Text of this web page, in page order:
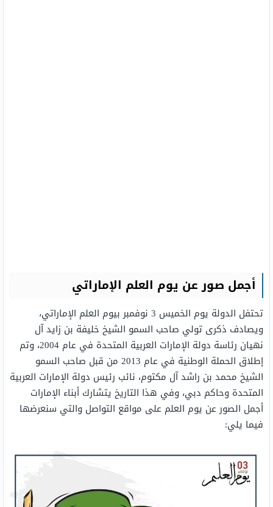
أجمل صور عن يوم العلم الإماراتي
تحتفل الدولة يوم الخميس 3 نوفمبر بيوم العلم الإماراتي،
ويصادف ذكرى تولي صاحب السمو الشيخ خليفة بن زايد آل
نهيان رئاسة دولة الإمارات العربية المتحدة في عام 2004، وتم
إطلاق الحملة الوطنية في عام 2013 من قبل صاحب السمو
الشيخ محمد بن راشد آل مكتوم، نائب رئيس دولة الإمارات العربية
المتحدة وحاكم دبي، وفي هذا التاريخ يتشارك أبناء الإمارات
أجمل الصور عن يوم العلم على مواقع التواصل والتي سنعرضها
فيما يلي: